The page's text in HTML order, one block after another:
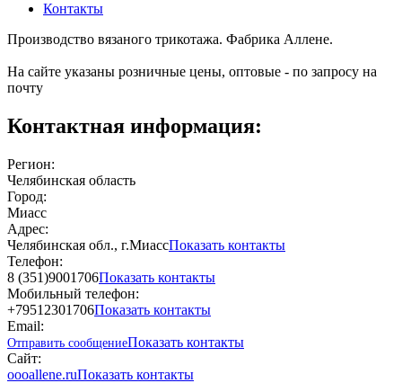
Контакты
Производство вязаного трикотажа. Фабрика Аллене.
На сайте указаны розничные цены, оптовые - по запросу на
почту
Контактная информация:
Регион:
Челябинская область
Город:
Миасс
Адрес:
Челябинская обл., г.МиассПоказать контакты
Телефон:
8 (351)9001706Показать контакты
Мобильный телефон:
+79512301706Показать контакты
Email:
Отправить сообщениеПоказать контакты
Сайт:
oooallene.ruПоказать контакты